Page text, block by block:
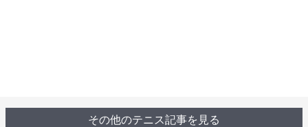
その他のテニス記事を見る